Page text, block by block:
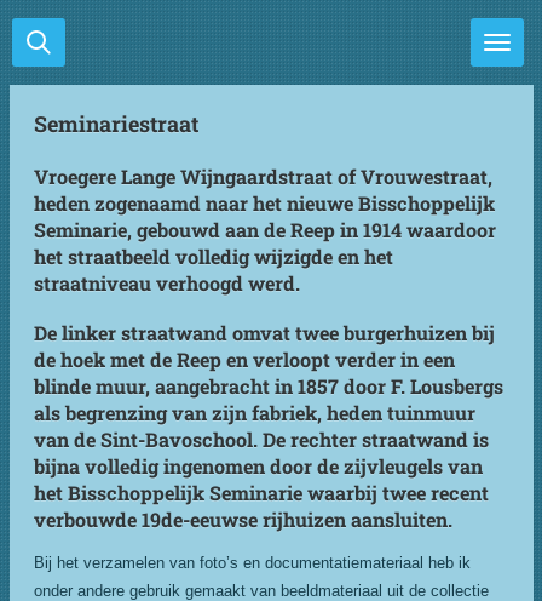
Ga
direct
naar
hoofdinhoud
Seminariestraat
Vroegere Lange Wijngaardstraat of Vrouwestraat,
heden zogenaamd naar het nieuwe Bisschoppelijk
Seminarie, gebouwd aan de Reep in 1914 waardoor
het straatbeeld volledig wijzigde en het
straatniveau verhoogd werd.
De linker straatwand omvat twee burgerhuizen bij
de hoek met de Reep en verloopt verder in een
blinde muur, aangebracht in 1857 door F. Lousbergs
als begrenzing van zijn fabriek, heden tuinmuur
van de Sint-Bavoschool. De rechter straatwand is
bijna volledig ingenomen door de zijvleugels van
het Bisschoppelijk Seminarie waarbij twee recent
verbouwde 19de-eeuwse rijhuizen aansluiten.
Bij het verzamelen van foto’s en documentatiemateriaal heb ik
onder andere gebruik gemaakt van beeldmateriaal uit de collectie